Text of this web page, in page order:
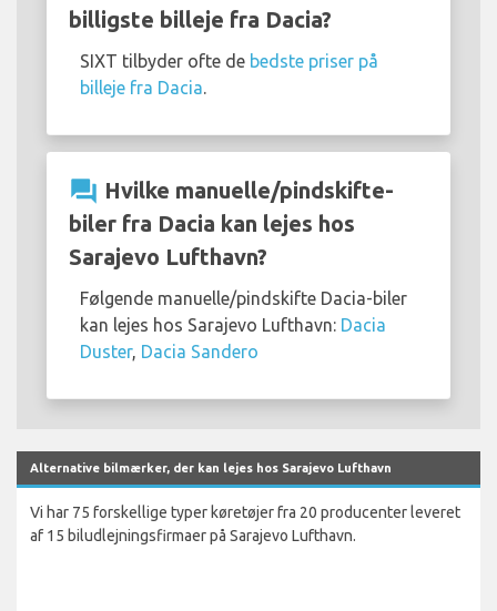
billigste billeje fra Dacia?
SIXT tilbyder ofte de bedste priser på
billeje fra Dacia
question_answer Hvilke manuelle/pindskifte-
biler fra Dacia kan lejes hos
Sarajevo Lufthavn?
Følgende manuelle/pindskifte Dacia-biler
kan lejes hos Sarajevo Lufthavn: Dacia
Duster, Dacia Sandero
Alternative bilmærker, der kan lejes hos Sarajevo Lufthavn
Vi har 75 forskellige typer køretøjer fra 20 producenter leveret
af 15 biludlejningsfirmaer på Sarajevo Lufthavn.